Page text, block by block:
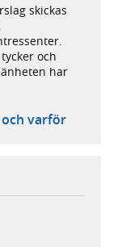
skickas
och
har
och varför
webbplats,